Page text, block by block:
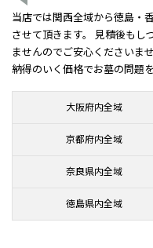
当店では関西全域から徳島・
させて頂きます。 見積後もし
ませんのでご安心くださいま
納得のいく価格でお墓の問題
大阪府内全域
京都府内全域
奈良県内全域
徳島県内全域